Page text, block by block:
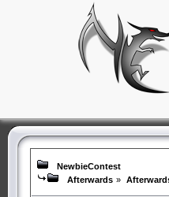
NewbieContest
Afterwards »